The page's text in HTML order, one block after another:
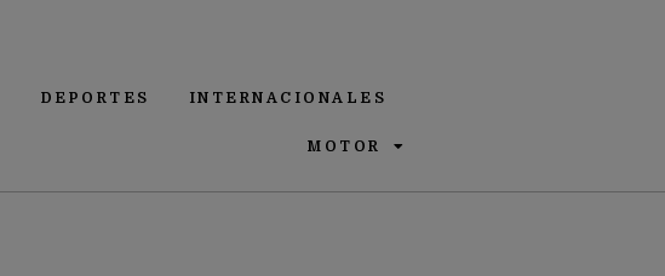
DEPORTES INTERNACIONALES
MOTOR